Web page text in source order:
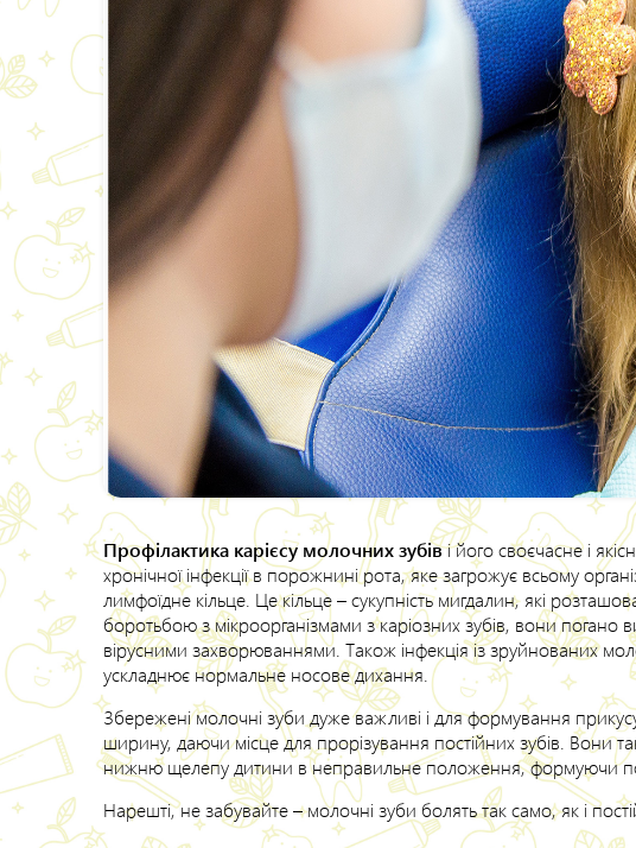
Профілактика карієсу молочних зубіві його своєчасне і
хронічної інфекції в порожнині рота, яке загрожує всьому
лимфоїдне кільце. Це кільце – сукупність мигдалин, які
боротьбою з мікроорганізмами з каріозних зубів, вони
вірусними захворюваннями. Також інфекція із зруйнованих
ускладнює нормальне носове дихання.
Збережені молочні зуби дуже важливі і для формування
ширину, даючи місце для прорізування постійних зубів. Вони
нижню щелепу дитини в неправильне положення, формуючи
Нарешті, не забувайте – молочні зуби болять так само, як і